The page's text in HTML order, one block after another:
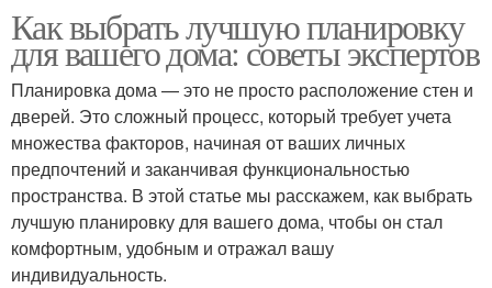
Как выбрать лучшую планировку
для вашего дома: советы экспертов
Планировка дома — это не просто расположение стен и
дверей. Это сложный процесс, который требует учета
множества факторов, начиная от ваших личных
предпочтений и заканчивая функциональностью
пространства. В этой статье мы расскажем, как выбрать
лучшую планировку для вашего дома, чтобы он стал
комфортным, удобным и отражал вашу
индивидуальность.